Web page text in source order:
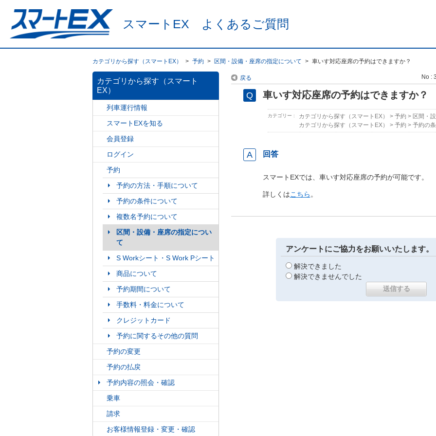
スマートEX よくあるご質問
カテゴリから探す（スマートEX） > 予約 > 区間・設備・座席の指定について > 車いす対応座席の予約はできますか？
カテゴリから探す（スマート
EX）
列車運行情報
スマートEXを知る
会員登録
ログイン
予約
予約の方法・手順について
予約の条件について
複数名予約について
区間・設備・座席の指定につい
て
S Workシート・S Work Pシート
商品について
予約期間について
手数料・料金について
クレジットカード
予約に関するその他の質問
予約の変更
予約の払戻
予約内容の照会・確認
乗車
請求
お客様情報登録・変更・確認
戻る No :
車いす対応座席の予約はできますか？
カテゴリー : カテゴリから探す（スマートEX） > 予約 > 区間・
カテゴリから探す（スマートEX）
> 予約 > 予約の
回答
スマートEXでは、車いす対応座席の予約が可能です。
詳しくはこちら 。
アンケートにご協力をお願いいたします。
解決できました
解決できませんでした